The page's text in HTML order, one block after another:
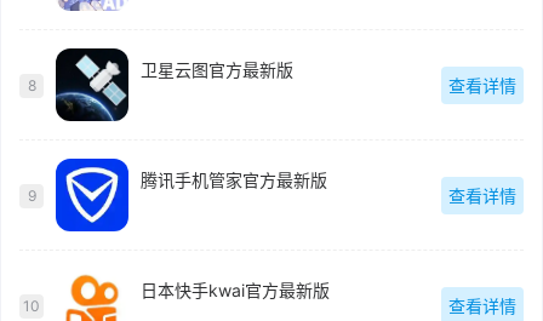
8
卫星云图官方最新版
查看详情
9
腾讯手机管家官方最新版
查看详情
10
日本快手kwai官方最新版
查看详情